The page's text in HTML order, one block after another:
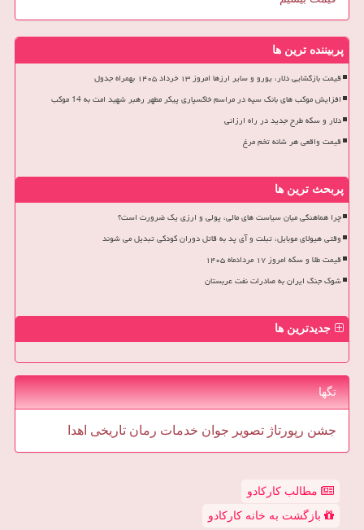
پربیننده ترین ها
قیمت بازگشایی دلار، یورو و سایر ارزها امروز ۱۳ خرداد ۱۴۰۵ بهمراه جدول
افزایش موکب های بانک سپه در مراسم خاکسپاری پیکر مطهر رهبر شهید امت به 14 موکب
دلار و سکه طرح جدید در راه ارزانی
قیمت واقعی هر شانه تخم مرغ
پربحث ترین ها
چرا هماهنگی میان سیاست های مالی، پولی و ارزی یک ضرورت است؟
وقتی هیولای موبایل، تبلت و آی پد به قاتل دوران کودکی تبدیل می شوند
قیمت طلا و سکه امروز ۱۷ مردادماه ۱۴۰۵
شوک جنگ ایران به صادرات نفت عربستان
جدیدترین ها
تگها
جشن رپورتاژ تصویر جوان خدمات رمان تاریخی اهدا
مطالب کارکادو
بازگشت به خانه کارکادو